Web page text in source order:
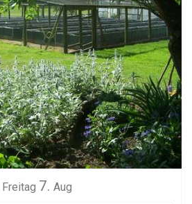
Freitag 7. Aug